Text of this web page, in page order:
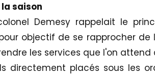
saison
Demesy rappelait le
objectif de se rapprocher de
les services que l'on attend
directement placés sous les